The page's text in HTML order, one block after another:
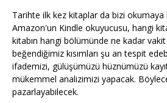
Tarihte ilk kez kitaplar da bizi okumaya
Amazon'un Kindle okuyucusu, hangi
kitabın hangi bölümünde ne kadar
beğendiğimiz kısımları şu an tespit
ifademizi, gülüşümüzü hüznümüzü
mükemmel analizimizi yapacak.
pazarlayabilecek.